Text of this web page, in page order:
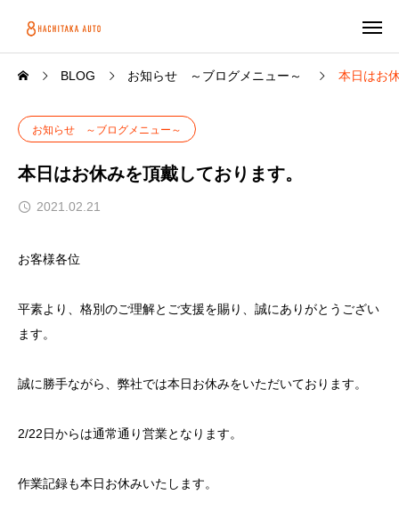
BLOG お知らせ ～ブログメニュー～ 本日はお
お知らせ ～ブログメニュー～
本日はお休みを頂戴しております。
2021.02.21
お客様各位
平素より、格別のご理解とご支援を賜り、誠にありがとうござい
ます。
誠に勝手ながら、弊社では本日お休みをいただいております。
2/22日からは通常通り営業となります。
作業記録も本日お休みいたします。